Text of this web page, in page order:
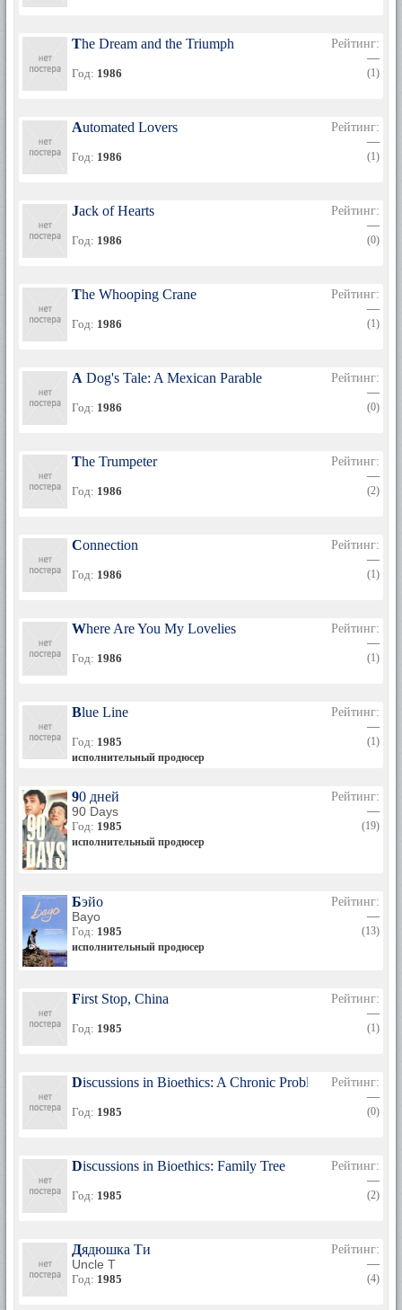
The Dream and the Triumph
Год: 1986
Рейтинг:
—
(1)
Automated Lovers
Год: 1986
Рейтинг:
—
(1)
Jack of Hearts
Год: 1986
Рейтинг:
—
(0)
The Whooping Crane
Год: 1986
Рейтинг:
—
(1)
A Dog's Tale: A Mexican Parable
Год: 1986
Рейтинг:
—
(0)
The Trumpeter
Год: 1986
Рейтинг:
—
(2)
Connection
Год: 1986
Рейтинг:
—
(1)
Where Are You My Lovelies
Год: 1986
Рейтинг:
—
(1)
Blue Line
Год: 1985
исполнительный продюсер
Рейтинг:
—
(1)
90 дней
90 Days
Год: 1985
исполнительный продюсер
Рейтинг:
—
(19)
Бэйо
Bayo
Год: 1985
исполнительный продюсер
Рейтинг:
—
(13)
First Stop, China
Год: 1985
Рейтинг:
—
(1)
Discussions in Bioethics: A Chronic Problem
Год: 1985
Рейтинг:
—
(0)
Discussions in Bioethics: Family Tree
Год: 1985
Рейтинг:
—
(2)
Дядюшка Ти
Uncle T
Год: 1985
Рейтинг:
—
(4)